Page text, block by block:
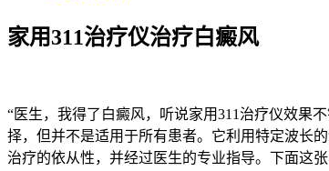
家用311治疗仪治疗白癜风
“医生，我得了白癜风，听说家用311治疗仪效果
择，但并不是适用于所有患者。它利用特定波长
治疗的依从性，并经过医生的专业指导。下面这